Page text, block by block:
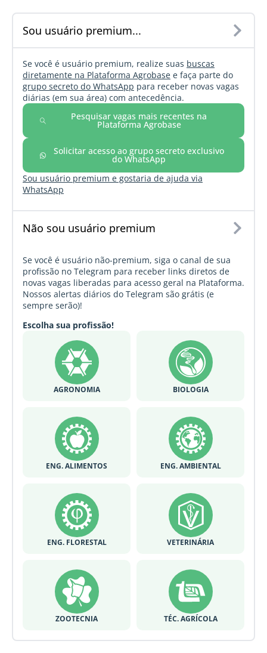
Sou usuário premium...
Se você é usuário premium, realize suas buscas
diretamente na Plataforma Agrobase e faça parte do
grupo secreto do WhatsApp para receber novas vagas
diárias (em sua área) com antecedência.
Pesquisar vagas mais recentes na
Plataforma Agrobase
Solicitar acesso ao grupo secreto exclusivo
do WhatsApp
Sou usuário premium e gostaria de ajuda via
WhatsApp
Não sou usuário premium
Se você é usuário não-premium, siga o canal de sua
profissão no Telegram para receber links diretos de
novas vagas liberadas para acesso geral na Plataforma.
Nossos alertas diários do Telegram são grátis (e
sempre serão)!
Escolha sua profissão!
AGRONOMIA BIOLOGIA
ENG. ALIMENTOS ENG. AMBIENTAL
ENG. FLORESTAL VETERINÁRIA
ZOOTECNIA TÉC. AGRÍCOLA